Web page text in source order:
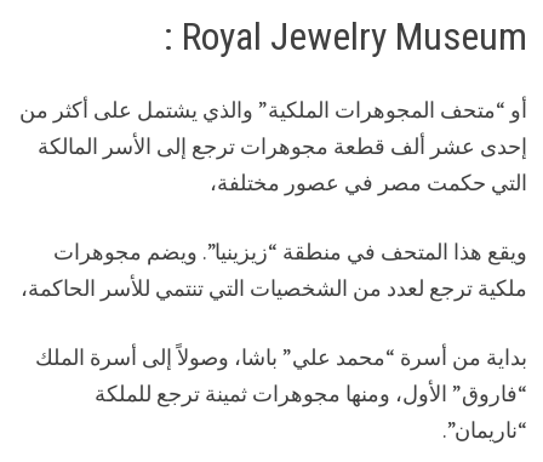
Royal Jewelry Museum :
أو “متحف المجوهرات الملكية” والذي يشتمل على أكثر من
إحدى عشر ألف قطعة مجوهرات ترجع إلى الأسر المالكة
التي حكمت مصر في عصور مختلفة،
ويقع هذا المتحف في منطقة “زيزينيا”. ويضم مجوهرات
ملكية ترجع لعدد من الشخصيات التي تنتمي للأسر الحاكمة،
بداية من أسرة “محمد علي” باشا، وصولاً إلى أسرة الملك
“فاروق” الأول، ومنها مجوهرات ثمينة ترجع للملكة
“ناريمان”.